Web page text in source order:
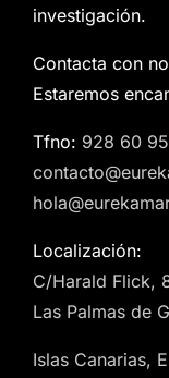
investigación.
Contacta con
Estaremos
Tfno: 928 60
Localización:
C/Harald Flick,
Las Palmas de
Islas Canarias,